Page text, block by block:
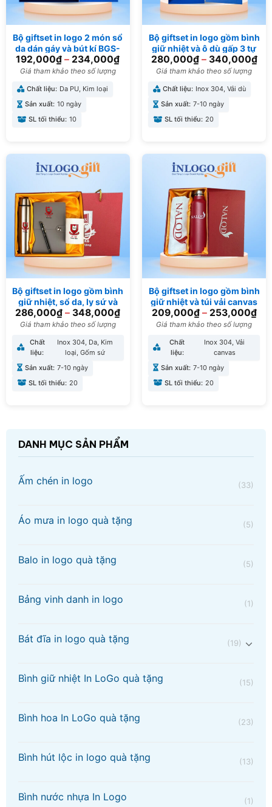
Bộ giftset in logo 2 món sổ
da dán gáy và bút kí BGS-
06
192,000₫ – 234,000₫
Giá tham khảo theo số lượng
Chất liệu: Da PU, Kim loại
Sản xuất: 10 ngày
SL tối thiểu: 10
Bộ giftset in logo gồm bình
giữ nhiệt và ô dù gấp 3 tự
động 1 chiều BGS-17
280,000₫– 340,000₫
Giá tham khảo theo số lượng
Chất liệu: Inox 304, Vải dù
Sản xuất: 7-10 ngày
SL tối thiểu: 20
Bộ giftset in logo gồm bình
giữ nhiệt, sổ da, ly sứ và
bút ký BGS-36
286,000₫ – 348,000₫
Giá tham khảo theo số lượng
Chất
liệu:
Inox 304, Da, Kim
loại, Gốm sứ
Sản xuất: 7-10 ngày
SL tối thiểu: 20
Bộ giftset in logo gồm bình
giữ nhiệt và túi vải canvas
BGS-20
209,000₫– 253,000₫
Giá tham khảo theo số lượng
Chất
liệu:
Inox 304, Vải
canvas
Sản xuất: 7-10 ngày
SL tối thiểu: 20
DANH MỤC SẢN PHẨM
Ấm chén in logo (33)
Áo mưa in logo quà tặng (5)
Balo in logo quà tặng (5)
Bảng vinh danh in logo (1)
Bát đĩa in logo quà tặng (19)
Bình giữ nhiệt In LoGo quà tặng (15)
Bình hoa In LoGo quà tặng (23)
Bình hút lộc in logo quà tặng (13)
Bình nước nhựa In Logo (1)